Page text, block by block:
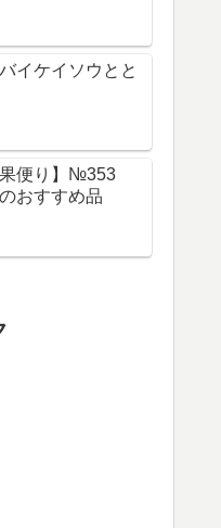
イケイソウとと
果便り】№353
おすすめ品